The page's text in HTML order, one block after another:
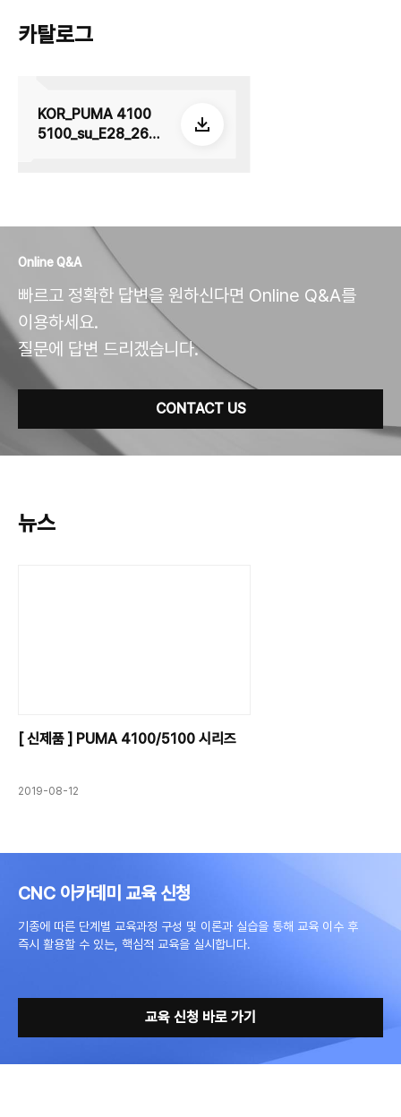
카탈로그
KOR_PUMA 4100
5100_su_E28_2605
Online Q&A
빠르고 정확한 답변을 원하신다면 Online Q&A를
이용하세요.
질문에 답변 드리겠습니다.
CONTACT US
뉴스
[ 신제품 ] PUMA 4100/5100 시리즈
2019-08-12
CNC 아카데미 교육 신청
기종에 따른 단계별 교육과정 구성 및 이론과 실습을 통해 교육 이수 후
즉시 활용할 수 있는, 핵심적 교육을 실시합니다.
교육 신청 바로 가기